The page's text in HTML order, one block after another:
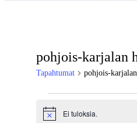
pohjois-karjalan
Tapahtumat pohjois-
Notice Ei tuloksia.